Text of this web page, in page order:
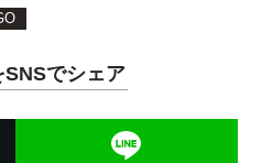
SNSでシェア